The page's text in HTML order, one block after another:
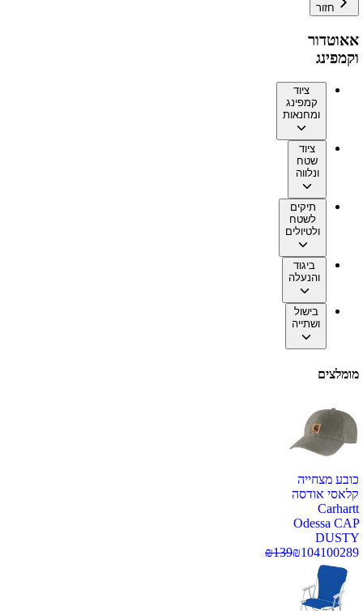
חזור
אאוטדור
וקמפינג
ציוד
קמפינג
ומחנאות
ציוד
שטח
ונלווה
תיקים
לשטח
ולטיולים
ביגוד
והנעלה
בישול
ושתייה
מומלצים
כובע מצחייה
קלאסי אודסה
Carhartt
Odessa CAP
DUSTY
100289
₪104
₪139